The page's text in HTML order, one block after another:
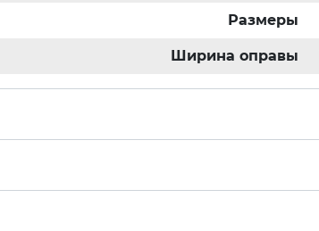
Размеры
Ширина оправы